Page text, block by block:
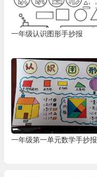
一年级认识图形手抄报
一年级第一单元数学手抄报